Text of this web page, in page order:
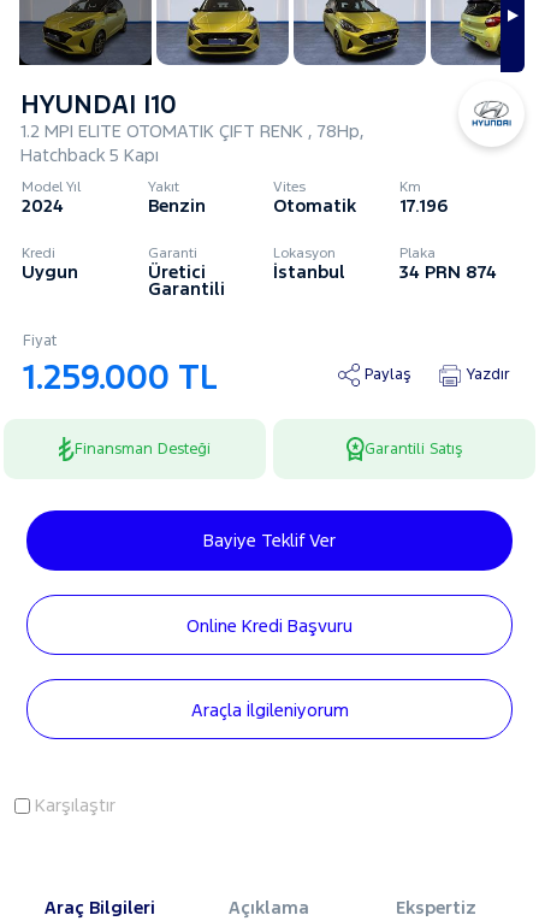
HYUNDAI I10
1.2 MPI ELITE OTOMATIK ÇIFT RENK , 78Hp,
Hatchback 5 Kapı
Model Yıl
2024
Yakıt
Benzin
Vites
Otomatik
Km
17.196
Kredi
Uygun
Garanti
Üretici
Garantili
Lokasyon
İstanbul
Plaka
34 PRN 874
Fiyat
1.259.000 TL Paylaş Yazdır
Finansman Desteği Garantili Satış
Bayiye Teklif Ver
Online Kredi Başvuru
Araçla İlgileniyorum
Karşılaştır
Araç Bilgileri Açıklama
Ekspertiz